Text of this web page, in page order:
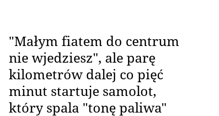
"Małym fiatem do centrum
nie wjedziesz", ale parę
kilometrów dalej co pięć
minut startuje samolot,
który spala "tonę paliwa"